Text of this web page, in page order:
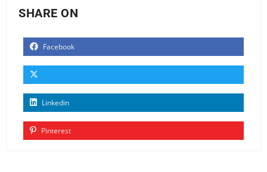
SHARE ON
Facebook
Linkedin
Pinterest